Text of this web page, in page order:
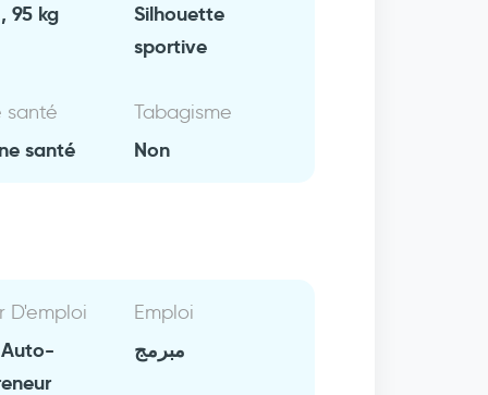
95 kg
Silhouette
sportive
santé
santé
Tabagisme
Non
D'emploi Emploi
مبرمج